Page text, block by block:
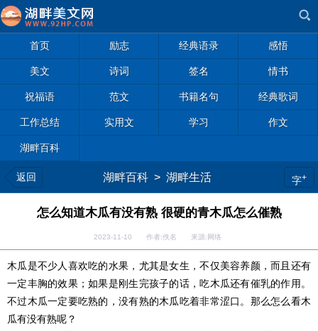
首页 励志 经典语录 感悟
美文 诗词 签名 情书
祝福语 范文 书籍名句 经典歌词
工作总结 实用文 学习 作文
湖畔百科
返回 湖畔百科 > 湖畔生活 字+
怎么知道木瓜有没有熟 很硬的青木瓜怎么催熟
2023-11-10 作者:佚名 来源:网络
木瓜是不少人喜欢吃的水果，尤其是女生，不仅美容养颜，而且还有
一定丰胸的效果；如果是刚生完孩子的话，吃木瓜还有催乳的作用。
不过木瓜一定要吃熟的，没有熟的木瓜吃着非常涩口。那么怎么看木
瓜有没有熟呢？